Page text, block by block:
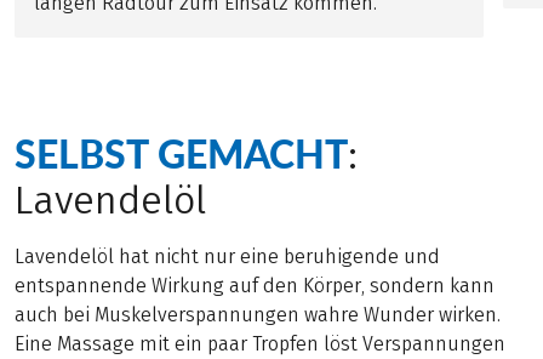
SELBST GEMACHT:
Lavendelöl
Lavendelöl hat nicht nur eine beruhigende und
entspannende Wirkung auf den Körper, sondern kann
auch bei Muskelverspannungen wahre Wunder wirken.
Eine Massage mit ein paar Tropfen löst Verspannungen